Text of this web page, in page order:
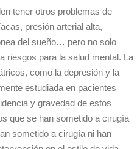
tener otros problemas de
presión arterial alta,
del sueño… pero no solo
riesgos para la salud mental. La
como la depresión y la
estudiada en pacientes
y gravedad de estos
que se han sometido a cirugía
sometido a cirugía ni han